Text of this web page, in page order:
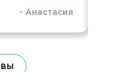
- Анастасия